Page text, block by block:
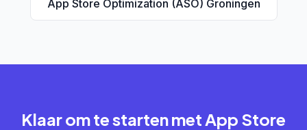
App Store Optimization (ASO) Groningen
Klaar om te starten met App Store